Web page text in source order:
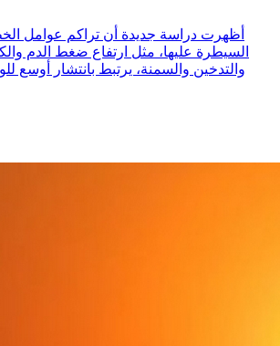
أظهرت دراسة جديدة أن تراكم عوامل
السيطرة عليها، مثل ارتفاع ضغط الدم
والتدخين والسمنة، يرتبط بانتشار أوسع